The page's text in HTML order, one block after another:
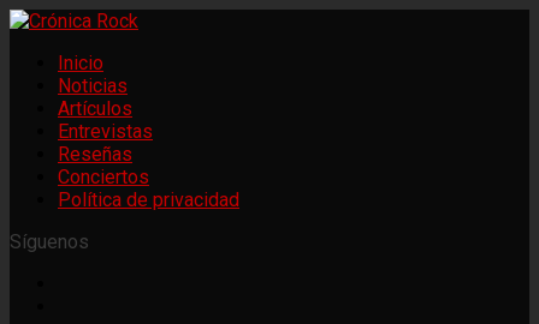
Inicio
Noticias
Artículos
Entrevistas
Reseñas
Conciertos
Política de privacidad
Síguenos